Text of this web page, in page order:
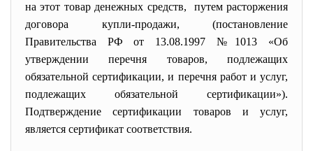
на этот товар денежных средств, путем расторжения
договора купли-продажи, (постановление
Правительства РФ от 13.08.1997 №1013 «Об
утверждении перечня товаров, подлежащих
обязательной сертификации, и перечня работ и услуг,
подлежащих обязательной сертификации»).
Подтверждение сертификации товаров и услуг,
является сертификат соответствия.